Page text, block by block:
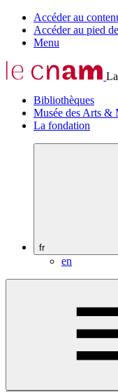
Accéder au
Accéder au pied
Menu
Bibliothèques
Musée des Arts &
La fondation
fr
en